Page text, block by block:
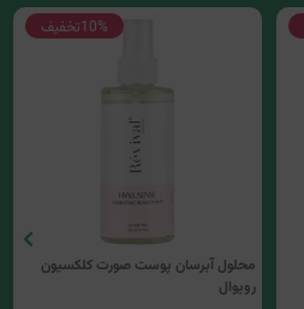
10%تخفیف
محلول آبرسان پوست صورت کلکسیون
رویوال